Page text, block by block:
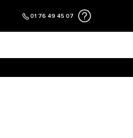
01 76 49 45 07